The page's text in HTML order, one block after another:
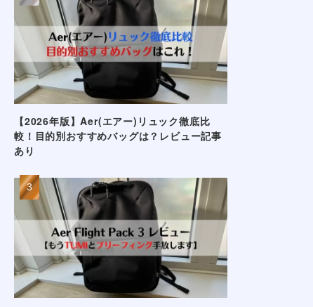
【2026年版】Aer(エアー)リュック徹底比
較！目的別おすすめバッグは？レビュー記事
あり